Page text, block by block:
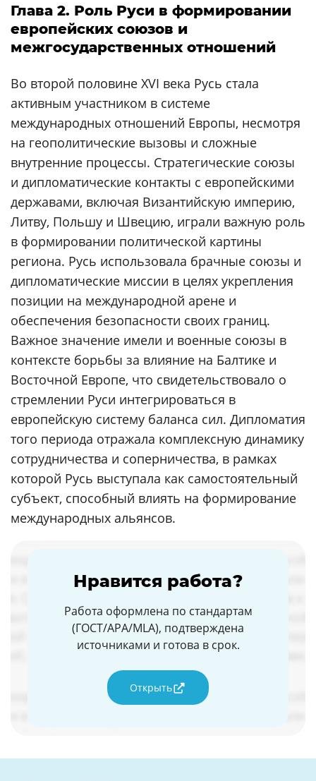
Глава 2. Роль Руси в формировании
европейских союзов и
межгосударственных отношений
Во второй половине XVI века Русь стала
активным участником в системе
международных отношений Европы, несмотря
на геополитические вызовы и сложные
внутренние процессы. Стратегические союзы
и дипломатические контакты с европейскими
державами, включая Византийскую империю,
Литву, Польшу и Швецию, играли важную роль
в формировании политической картины
региона. Русь использовала брачные союзы и
дипломатические миссии в целях укрепления
позиции на международной арене и
обеспечения безопасности своих границ.
Важное значение имели и военные союзы в
контексте борьбы за влияние на Балтике и
Восточной Европе, что свидетельствовало о
стремлении Руси интегрироваться в
европейскую систему баланса сил. Дипломатия
того периода отражала комплексную динамику
сотрудничества и соперничества, в рамках
которой Русь выступала как самостоятельный
субъект, способный влиять на формирование
международных альянсов.
Нравится работа?
Работа оформлена по стандартам
(ГОСТ/APA/MLA), подтверждена
источниками и готова в срок.
Открыть